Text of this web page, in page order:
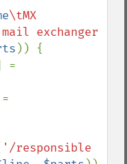
\tMX
exchanger
)) {
'/responsible